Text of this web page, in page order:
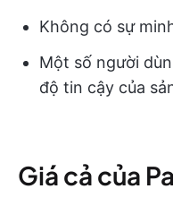
Không có sự
Một số người
độ tin cậy của
Giá cả của